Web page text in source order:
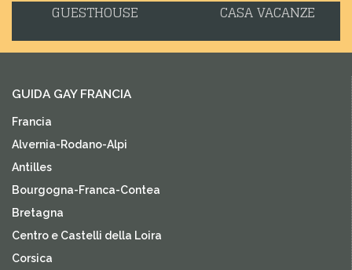
GUESTHOUSE CASA VACANZE
GUIDA GAY FRANCIA
Francia
Alvernia-Rodano-Alpi
Antilles
Bourgogna-Franca-Contea
Bretagna
Centro e Castelli della Loira
Corsica